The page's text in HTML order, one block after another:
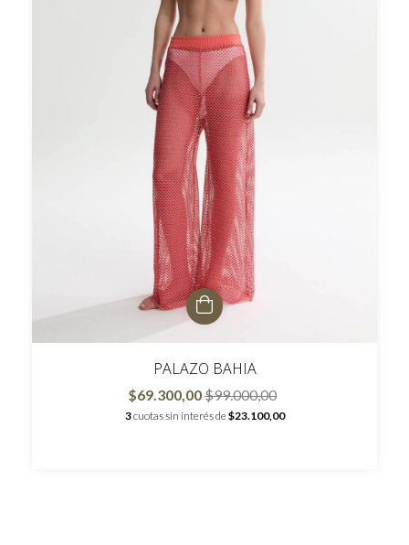
PALAZO BAHIA
$69.300,00$99.000,00
3cuotas sin interés de$23.100,00